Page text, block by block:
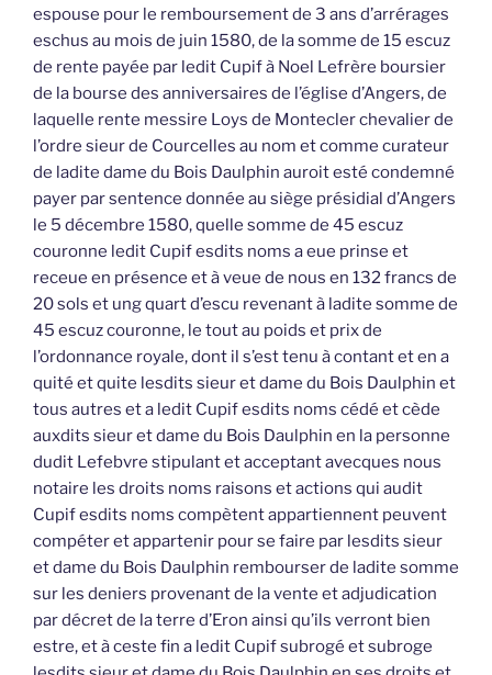
espouse pour le remboursement de 3 ans d’arrérages
eschus au mois de juin 1580, de la somme de 15 escuz
de rente payée par ledit Cupif à Noel Lefrère boursier
de la bourse des anniversaires de l’église d’Angers, de
laquelle rente messire Loys de Montecler chevalier de
l’ordre sieur de Courcelles au nom et comme curateur
de ladite dame du Bois Daulphin auroit esté condemné
payer par sentence donnée au siège présidial d’Angers
le 5 décembre 1580, quelle somme de 45 escuz
couronne ledit Cupif esdits noms a eue prinse et
receue en présence et à veue de nous en 132 francs de
20 sols et ung quart d’escu revenant à ladite somme de
45 escuz couronne, le tout au poids et prix de
l’ordonnance royale, dont il s’est tenu à contant et en a
quité et quite lesdits sieur et dame du Bois Daulphin et
tous autres et a ledit Cupif esdits noms cédé et cède
auxdits sieur et dame du Bois Daulphin en la personne
dudit Lefebvre stipulant et acceptant avecques nous
notaire les droits noms raisons et actions qui audit
Cupif esdits noms compètent appartiennent peuvent
compéter et appartenir pour se faire par lesdits sieur
et dame du Bois Daulphin rembourser de ladite somme
sur les deniers provenant de la vente et adjudication
par décret de la terre d’Eron ainsi qu’ils verront bien
estre, et à ceste fin a ledit Cupif subrogé et subroge